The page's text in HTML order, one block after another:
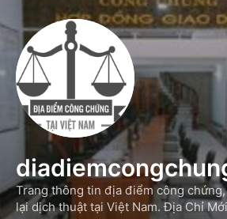
Trang thông tin địa điểm công
lại dịch thuật tại Việt Nam. Địa Chỉ